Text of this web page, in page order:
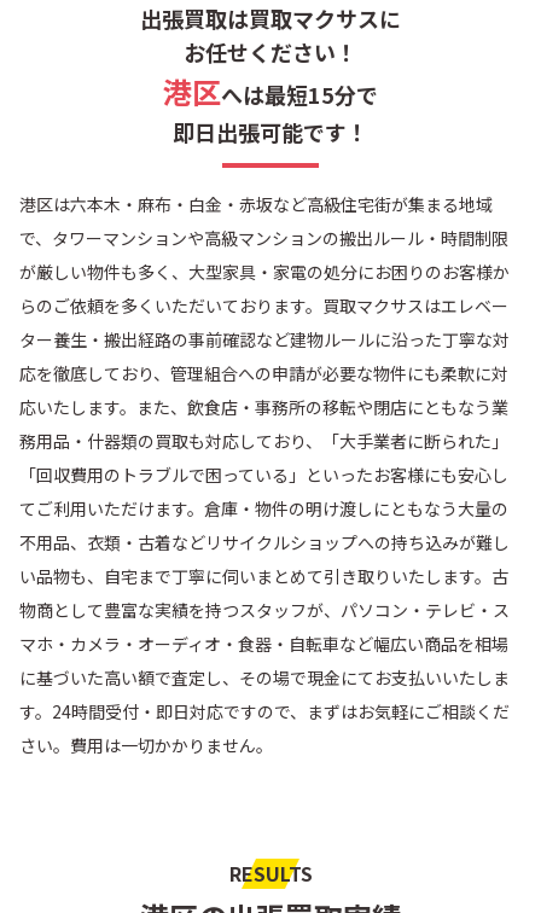
出張買取は買取マクサスに
お任せください！
港区へは最短15分で
即日出張可能です！
港区は六本木・麻布・白金・赤坂など高級住宅街が集まる地域
で、タワーマンションや高級マンションの搬出ルール・時間制限
が厳しい物件も多く、大型家具・家電の処分にお困りのお客様か
らのご依頼を多くいただいております。買取マクサスはエレベー
ター養生・搬出経路の事前確認など建物ルールに沿った丁寧な対
応を徹底しており、管理組合への申請が必要な物件にも柔軟に対
応いたします。また、飲食店・事務所の移転や閉店にともなう業
務用品・什器類の買取も対応しており、「大手業者に断られた」
「回収費用のトラブルで困っている」といったお客様にも安心し
てご利用いただけます。倉庫・物件の明け渡しにともなう大量の
不用品、衣類・古着などリサイクルショップへの持ち込みが難し
い品物も、自宅まで丁寧に伺いまとめて引き取りいたします。古
物商として豊富な実績を持つスタッフが、パソコン・テレビ・ス
マホ・カメラ・オーディオ・食器・自転車など幅広い商品を相場
に基づいた高い額で査定し、その場で現金にてお支払いいたしま
す。24時間受付・即日対応ですので、まずはお気軽にご相談くだ
さい。費用は一切かかりません。
RESULTS